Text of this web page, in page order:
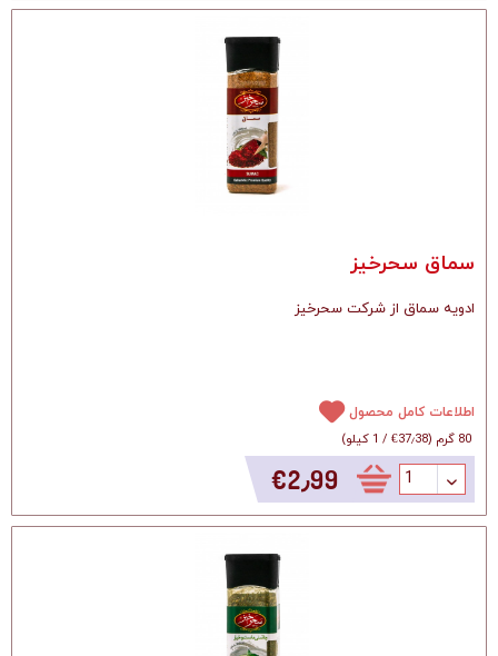
سماق سحرخیز
ادویه سماق از شرکت سحرخیز
اطلاعات کامل محصول
80 گرم
(‎€37٫38 / 1 کیلو )
‎€2٫99